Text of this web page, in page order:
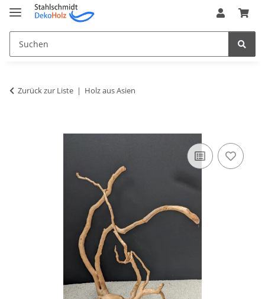
Zurück zur Liste Holz aus Asien